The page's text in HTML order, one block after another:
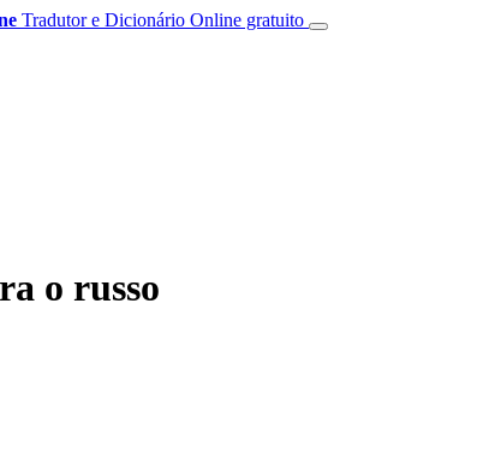
Tradutor e Dicionário Online gratuito
o russo